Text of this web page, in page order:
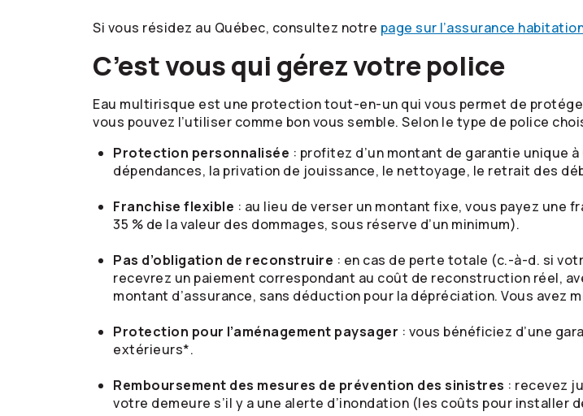
Si vous résidez au Québec, consultez notre page sur l’assurance
C’est vous qui gérez votre police
Eau multirisque est une protection tout-en-un qui vous permet de
vous pouvez l’utiliser comme bon vous semble. Selon le type de police
Protection personnalisée : profitez d’un montant de garantie unique
dépendances, la privation de jouissance, le nettoyage, le retrait des
Franchise flexible : au lieu de verser un montant fixe, vous payez une
35 % de la valeur des dommages, sous réserve d’un minimum).
Pas d’obligation de reconstruire : en cas de perte totale (c.-à-d. si
recevrez un paiement correspondant au coût de reconstruction réel,
montant d’assurance, sans déduction pour la dépréciation. Vous
Protection pour l’aménagement paysager : vous bénéficiez d’une
extérieurs*.
Remboursement des mesures de prévention des sinistres : recevez
votre demeure s’il y a une alerte d’inondation (les coûts pour installer